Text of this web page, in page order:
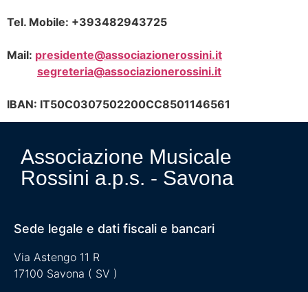
Tel. Mobile: +393482943725
Mail: presidente@associazionerossini.it
segreteria@associazionerossini.it
IBAN: IT50C0307502200CC8501146561
Associazione Musicale
Rossini a.p.s. - Savona
Sede legale e dati fiscali e bancari
Via Astengo 11 R
17100 Savona ( SV )